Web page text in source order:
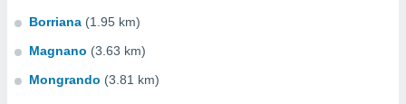
Borriana (1.95 km)
Magnano (3.63 km)
Mongrando (3.81 km)